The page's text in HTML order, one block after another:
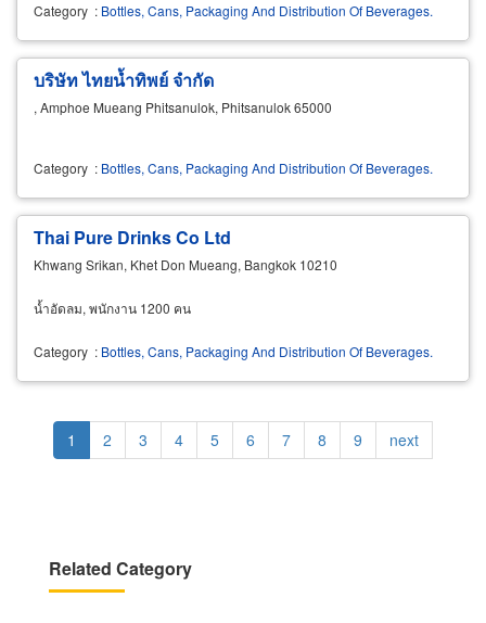
Category : Bottles, Cans, Packaging And Distribution Of Beverages.
บริษัท ไทยน้ำทิพย์ จำกัด
, Amphoe Mueang Phitsanulok, Phitsanulok 65000
Category : Bottles, Cans, Packaging And Distribution Of Beverages.
Thai Pure Drinks Co Ltd
Khwang Srikan, Khet Don Mueang, Bangkok 10210
น้ำอัดลม, พนักงาน 1200 คน
Category : Bottles, Cans, Packaging And Distribution Of Beverages.
Pagination
Current
page
1 Page
2 Page
3 Page
4 Page
5 Page
6 Page
7 Page
8 Page
9
Next
page
next
Related Category